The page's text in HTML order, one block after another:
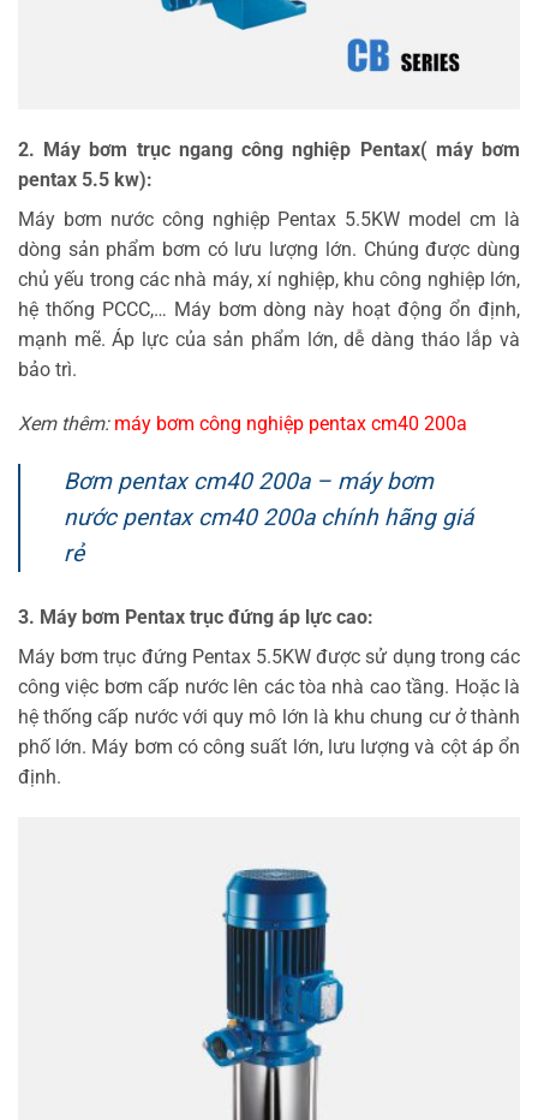
2. Máy bơm trục ngang công nghiệp Pentax( máy bơm
pentax 5.5 kw):
Máy bơm nước công nghiệp Pentax 5.5KW model cm là
dòng sản phẩm bơm có lưu lượng lớn. Chúng được dùng
chủ yếu trong các nhà máy, xí nghiệp, khu công nghiệp lớn,
hệ thống PCCC,… Máy bơm dòng này hoạt động ổn định,
mạnh mẽ. Áp lực của sản phẩm lớn, dễ dàng tháo lắp và
bảo trì.
Xem thêm: máy bơm công nghiệp pentax cm40 200a
Bơm pentax cm40 200a – máy bơm
nước pentax cm40 200a chính hãng giá
rẻ
3. Máy bơm Pentax trục đứng áp lực cao:
Máy bơm trục đứng Pentax 5.5KW được sử dụng trong các
công việc bơm cấp nước lên các tòa nhà cao tầng. Hoặc là
hệ thống cấp nước với quy mô lớn là khu chung cư ở thành
phố lớn. Máy bơm có công suất lớn, lưu lượng và cột áp ổn
định.